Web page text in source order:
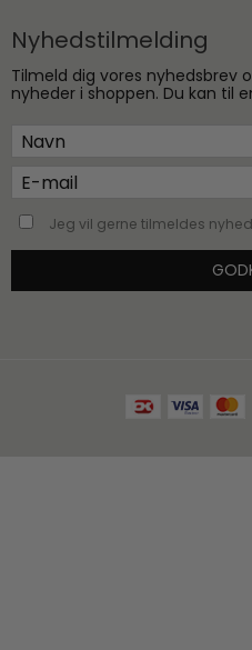
Nyhedstilmelding
Tilmeld dig vores nyhedsbrev
nyheder i shoppen. Du kan til
Jeg vil gerne tilmeldes